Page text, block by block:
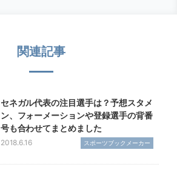
関連記事
セネガル代表の注目選手は？予想スタメ
ン、フォーメーションや登録選手の背番
号も合わせてまとめました
2018.6.16 スポーツブックメーカー